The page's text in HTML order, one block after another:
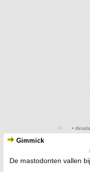
•
Gimmick
De mastodonten vallen